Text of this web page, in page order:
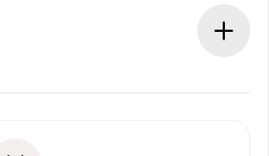
muss, entstehen keine